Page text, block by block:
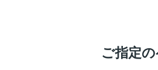
ご指定